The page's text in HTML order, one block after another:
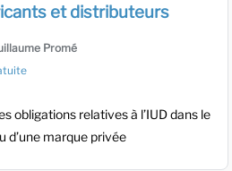
et distributeurs
Promé
obligations relatives à l’IUD dans le
d’une marque privée